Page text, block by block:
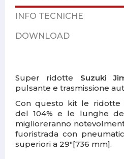
INFO TECNICHE
DOWNLOAD
Super ridotte Suzuki
pulsante e trasmissione
Con questo kit le ridotte
del 104% e le lunghe del
miglioreranno
fuoristrada con
superiori a 29"[736 mm].